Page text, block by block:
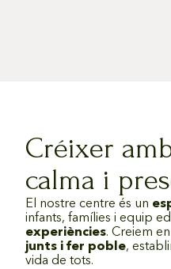
Créixer
calma i
El nostre centre és un
infants, famílies i equip
experiències. Creiem
junts i fer poble,
vida de tots.